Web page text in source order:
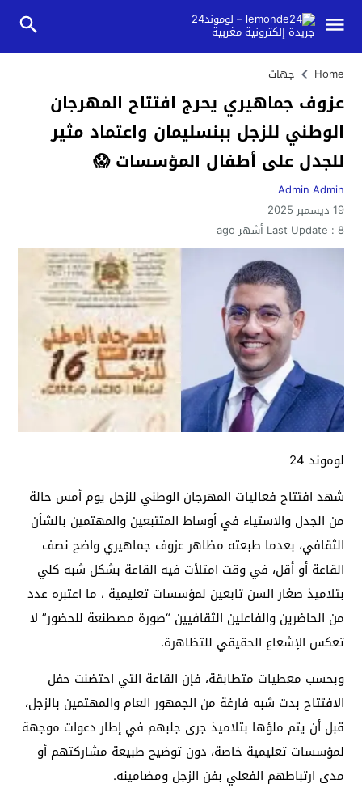
Home جهات
عزوف جماهيري يحرج افتتاح المهرجان
الوطني للزجل ببنسليمان واعتماد مثير
للجدل على أطفال المؤسسات 😱
Admin Admin
19 ديسمبر 2025
Last Update : 8 أشهر ago
لوموند 24
شهد افتتاح فعاليات المهرجان الوطني للزجل يوم أمس حالة
من الجدل والاستياء في أوساط المتتبعين والمهتمين بالشأن
الثقافي، بعدما طبعته مظاهر عزوف جماهيري واضح نصف
القاعة أو أقل، في وقت امتلأت فيه القاعة بشكل شبه كلي
بتلاميذ صغار السن تابعين لمؤسسات تعليمية ، ما اعتبره عدد
من الحاضرين والفاعلين الثقافيين “صورة مصطنعة للحضور” لا
تعكس الإشعاع الحقيقي للتظاهرة.
وبحسب معطيات متطابقة، فإن القاعة التي احتضنت حفل
الافتتاح بدت شبه فارغة من الجمهور العام والمهتمين بالزجل،
قبل أن يتم ملؤها بتلاميذ جرى جلبهم في إطار دعوات موجهة
لمؤسسات تعليمية خاصة، دون توضيح طبيعة مشاركتهم أو
مدى ارتباطهم الفعلي بفن الزجل ومضامينه.